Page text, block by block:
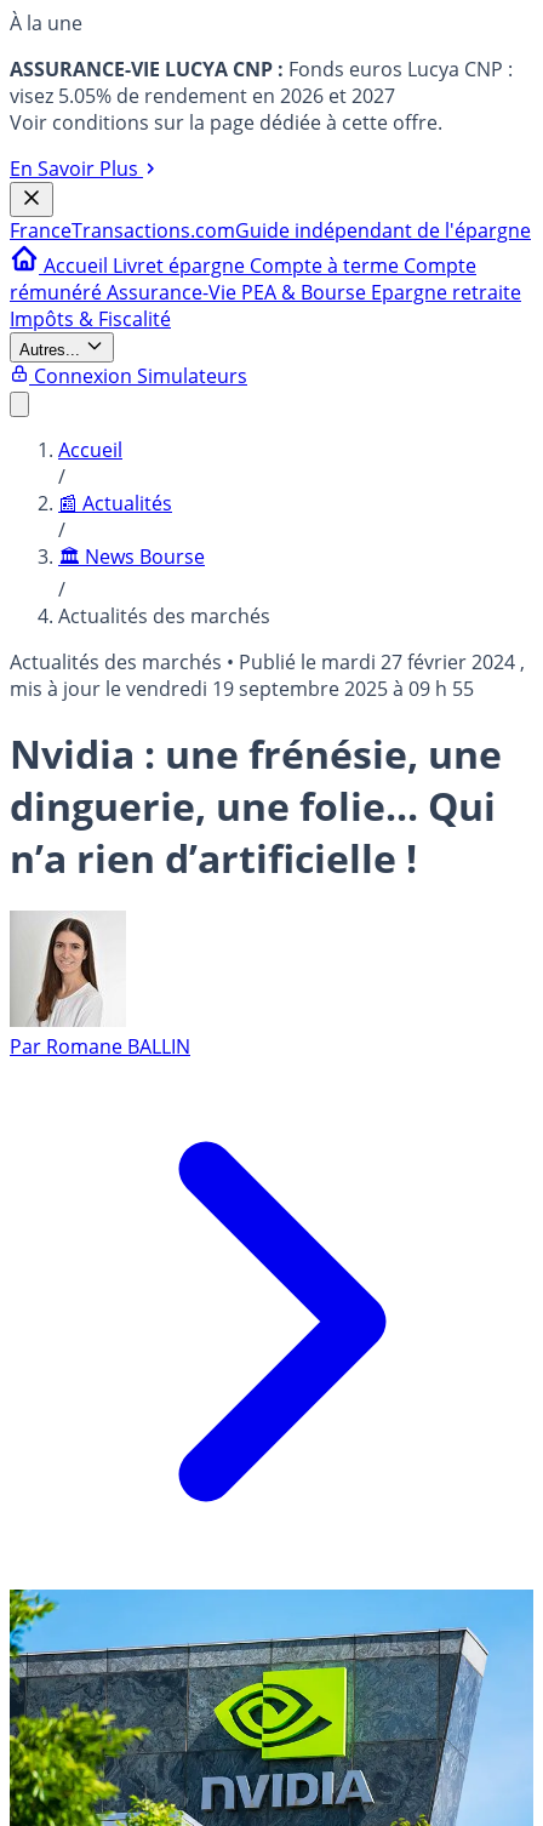
À la une
ASSURANCE-VIE LUCYA CNP : Fonds euros Lucya CNP :
visez 5.05% de rendement en 2026 et 2027
Voir conditions sur la page dédiée à cette offre.
En Savoir Plus
FranceTransactions.comGuide indépendant de l'épargne
Accueil Livret épargne Compte à terme Compte
rémunéréAssurance-Vie PEA & Bourse Epargne retraite
Impôts & Fiscalité
Autres...
Connexion Simulateurs
Accueil
/
📰 Actualités
/
🏛️ News Bourse
/
Actualités des marchés
Actualités des marchés • Publié le mardi 27 février 2024 ,
mis à jour levendredi 19 septembre 2025 à 09 h 55
Nvidia : une frénésie, une
dinguerie, une folie... Qui
n’a rien d’artificielle !
Par Romane BALLIN